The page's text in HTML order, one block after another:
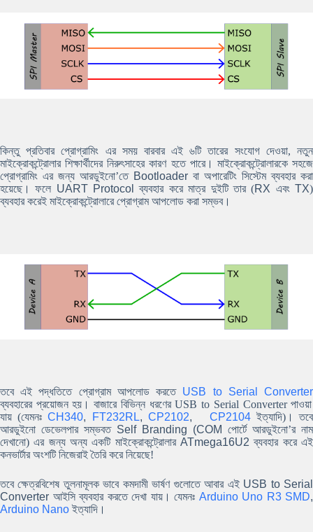
কিন্তু প্রতিবার প্রোগ্রামিং এর সময় বারবার এই ৬টি তারের সংযোগ দেওয়া, নতুন
মাইক্রোকন্ট্রোলার শিক্ষার্থীদের নিরুৎসাহের কারণ হতে পারে। মাইক্রোকন্ট্রোলারকে সহজে
প্রোগ্রামিং এর জন্য আরডুইনো’তে Bootloader বা অপারেটিং সিস্টেম ব্যবহার করা
হয়েছে। ফলে UART Protocol ব্যবহার করে মাত্র দুইটি তার (RX এবংTX)
ব্যবহার করেই মাইক্রোকন্ট্রোলারে প্রোগ্রাম আপলোড করা সম্ভব।
তবে এই পদ্ধতিতে প্রোগ্রাম আপলোড করতে USB to Serial Converter
ব্যবহারের প্রয়োজন হয়। বাজারে বিভিন্ন ধরণের USB to Serial Converter পাওয়া
যায় (যেমনঃCH340, FT232RL, CP2102, CP2104ইত্যাদি)। তবে
আরডুইনো ডেভেলপার সম্ভবত Self Branding (COM পোর্টে আরডুইনো’র নাম
দেখানো) এর জন্য অন্য একটি মাইক্রোকন্ট্রোলার ATmega16U2 ব্যবহার করে এই
কনভার্টার অংশটি নিজেরাই তৈরি করে নিয়েছে!
তবে ক্ষেত্রবিশেষ তুলনামূলক ভাবে কমদামী ভার্ষণ গুলোতে আবার এই USB to Serial
Converter আইসি ব্যবহার করতে দেখা যায়। যেমনঃ Arduino Uno R3 SMD,
Arduino Nanoইত্যাদি।